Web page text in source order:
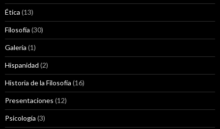
Ética (13)
Filosofía (30)
Galería (1)
Hispanidad (2)
Historia de la Filosofía (16)
Presentaciones (12)
Psicología (3)